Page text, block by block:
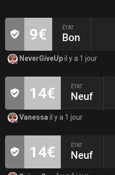
9€ ÉTAT
Bon
NeverGiveUpil y a 1 jour
14€ ÉTAT
Neuf
Vanessa il y a 1 jour
14€ ÉTAT
Neuf